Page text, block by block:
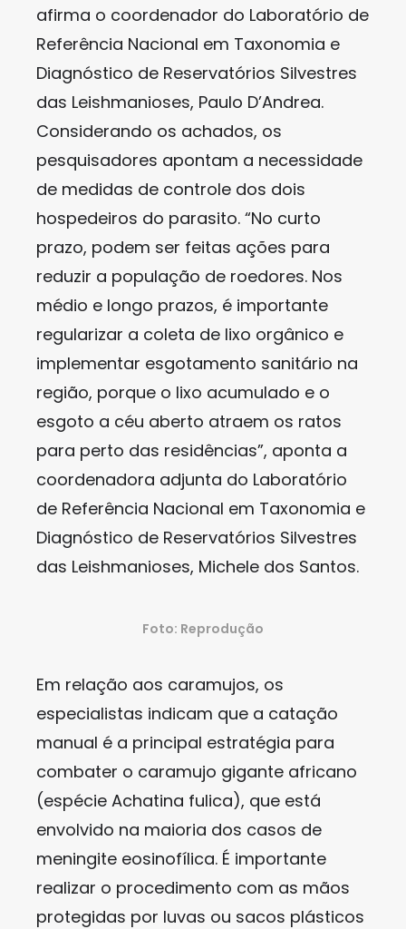
afirma o coordenador do Laboratório de
Referência Nacional em Taxonomia e
Diagnóstico de Reservatórios Silvestres
das Leishmanioses, Paulo D’Andrea.
Considerando os achados, os
pesquisadores apontam a necessidade
de medidas de controle dos dois
hospedeiros do parasito. “No curto
prazo, podem ser feitas ações para
reduzir a população de roedores. Nos
médio e longo prazos, é importante
regularizar a coleta de lixo orgânico e
implementar esgotamento sanitário na
região, porque o lixo acumulado e o
esgoto a céu aberto atraem os ratos
para perto das residências”, aponta a
coordenadora adjunta do Laboratório
de Referência Nacional em Taxonomia e
Diagnóstico de Reservatórios Silvestres
das Leishmanioses, Michele dos Santos.
Foto: Reprodução
Em relação aos caramujos, os
especialistas indicam que a catação
manual é a principal estratégia para
combater o caramujo gigante africano
(espécie Achatina fulica), que está
envolvido na maioria dos casos de
meningite eosinofílica. É importante
realizar o procedimento com as mãos
protegidas por luvas ou sacos plásticos